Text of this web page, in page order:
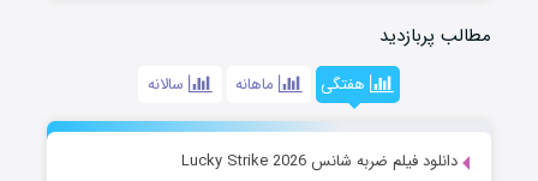
مطالب پربازدید
هفتگی ماهانه سالانه
دانلود فیلم ضربه شانس Lucky Strike 2026